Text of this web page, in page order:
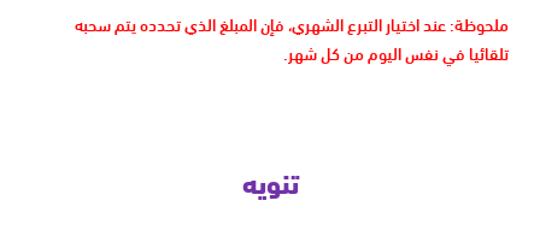
ملحوظة: عند اختيار التبرع الشهري، فإن المبلغ الذي تحدده يتم سحبه
تلقائيا في نفس اليوم من كل شهر.
تنويه